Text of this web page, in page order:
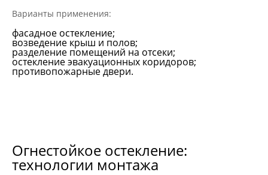
Варианты применения:
фасадное остекление;
возведение крыш и полов;
разделение помещений на отсеки;
остекление эвакуационных коридоров;
противопожарные двери.
Огнестойкое остекление:
технологии монтажа